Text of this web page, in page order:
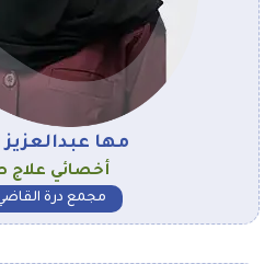
مها
أخصائي علاج
مجمع درة